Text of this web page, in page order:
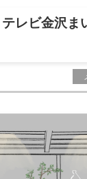
テレビ金沢ま